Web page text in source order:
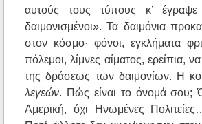
αυτούς τους τύπους κ’
δαιμονισμένοι». Τα δαιμόνια
στον κόσμο· φόνοι, εγκλήματα
πόλεμοι, λίμνες αίματος, ερείπια,
της δράσεως των δαιμονίων. Η
λεγεών. Πώς είναι το όνομά σου;
Αμερική, όχι Ηνωμένες